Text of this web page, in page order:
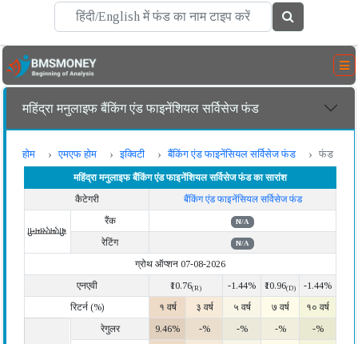
महिंद्रा मनुलाइफ बैंकिंग एंड फाइनेंशियल सर्विसेज फंड
होम एमएफ होम इक्विटी बैंकिंग एंड फाइनेंसियल सर्विसेज फंड फंड
महिंद्रा मनुलाइफ बैंकिंग एंड फाइनेंशियल सर्विसेज फंड का सारांश
कैटेगरी
बैंकिंग एंड फाइनेंसियल सर्विसेज फंड
बीएमएसमनी
रैंक N/A
रेटिंग N/A
ग्रोथ ऑप्शन 07-08-2026
एनएवी
₹10.76(R) -1.44% ₹10.96(D)
-1.44%
रिटर्न (%)
१ वर्ष ३ वर्ष ५ वर्ष ७ वर्ष १० वर्ष
रेगुलर 9.46% -% -% -%
-%